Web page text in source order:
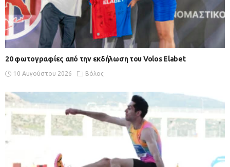
20 φωτογραφίες από την εκδήλωση του Volos Elabet
10 Αυγούστου 2026 Βόλος